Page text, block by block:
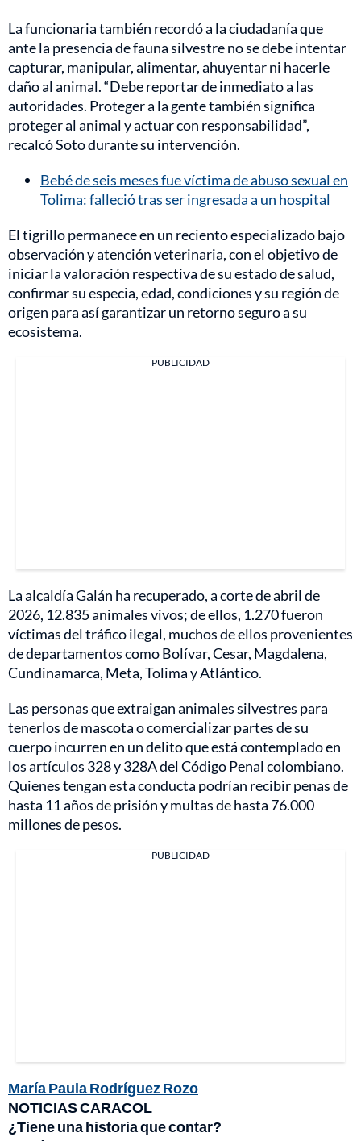
La funcionaria también recordó a la ciudadanía que
ante la presencia de fauna silvestre no se debe intentar
capturar, manipular, alimentar, ahuyentar ni hacerle
daño al animal. “Debe reportar de inmediato a las
autoridades. Proteger a la gente también significa
proteger al animal y actuar con responsabilidad”,
recalcó Soto durante su intervención.
Bebé de seis meses fue víctima de abuso sexual en
Tolima: falleció tras ser ingresada a un hospital
El tigrillo permanece en un reciento especializado bajo
observación y atención veterinaria, con el objetivo de
iniciar la valoración respectiva de su estado de salud,
confirmar su especia, edad, condiciones y su región de
origen para así garantizar un retorno seguro a su
ecosistema.
PUBLICIDAD
La alcaldía Galán ha recuperado, a corte de abril de
2026, 12.835 animales vivos; de ellos, 1.270 fueron
víctimas del tráfico ilegal, muchos de ellos provenientes
de departamentos como Bolívar, Cesar, Magdalena,
Cundinamarca, Meta, Tolima y Atlántico.
Las personas que extraigan animales silvestres para
tenerlos de mascota o comercializar partes de su
cuerpo incurren en un delito que está contemplado en
los artículos 328 y 328A del Código Penal colombiano.
Quienes tengan esta conducta podrían recibir penas de
hasta 11 años de prisión y multas de hasta 76.000
millones de pesos.
PUBLICIDAD
María Paula Rodríguez Rozo
NOTICIAS CARACOL
¿Tiene una historia que contar?